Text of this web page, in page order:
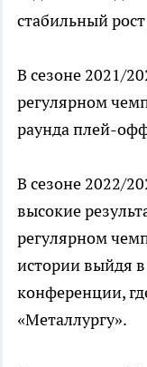
стабильный
В сезоне 2021/
регулярном
раунда плей-
В сезоне 2022/
высокие
регулярном
истории выйдя
конференции,
«Металлургу».